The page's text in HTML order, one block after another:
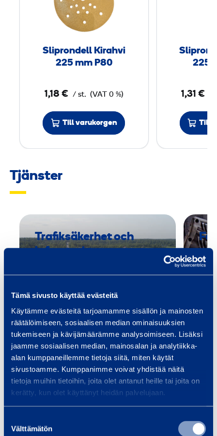
Tämä sivusto käyttää evästeitä
Käytämme evästeitä tarjoamamme sisällön ja mainosten
räätälöimiseen, sosiaalisen median ominaisuuksien
tukemiseen ja kävijämäärämme analysoimiseen. Lisäksi
jaamme sosiaalisen median, mainosalan ja analytiikka-
alan kumppaneillemme tietoja siitä, miten käytät
sivustoamme. Kumppanimme voivat yhdistää näitä
tietoja muihin tietoihin, joita olet antanut heille tai joita on
kerätty, kun olet käyttänyt heidän palvelujaan.
valinta
Välttämätön
p
r
o
n
l
K
i
r
a
2
8
0
Sliprondell Kirahvi
225 mm P80
1,18 € / st. (VAT 0 %)
Till varukorgen
225
1,31 €
Till
Tjänster
Trafiksäkerhet och
infrastruktur
infrastrukturbyggande, oavsett
om ditt projekt är en bro, tunnel,
…
Läs mer
Träningar